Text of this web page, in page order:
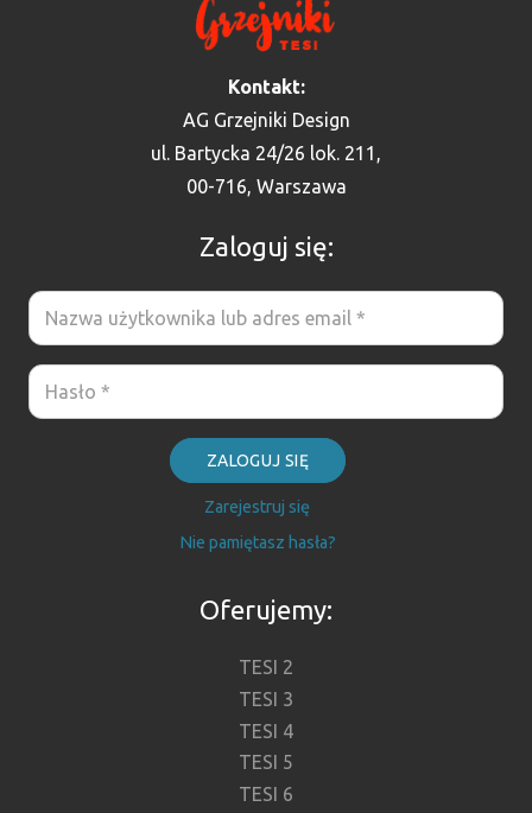
Kontakt:
AG Grzejniki Design
ul. Bartycka 24/26 lok. 211,
00-716, Warszawa
Zaloguj się:
ZALOGUJ SIĘ
Zarejestruj się
Nie pamiętasz hasła?
Oferujemy:
TESI 2
TESI 3
TESI 4
TESI 5
TESI 6